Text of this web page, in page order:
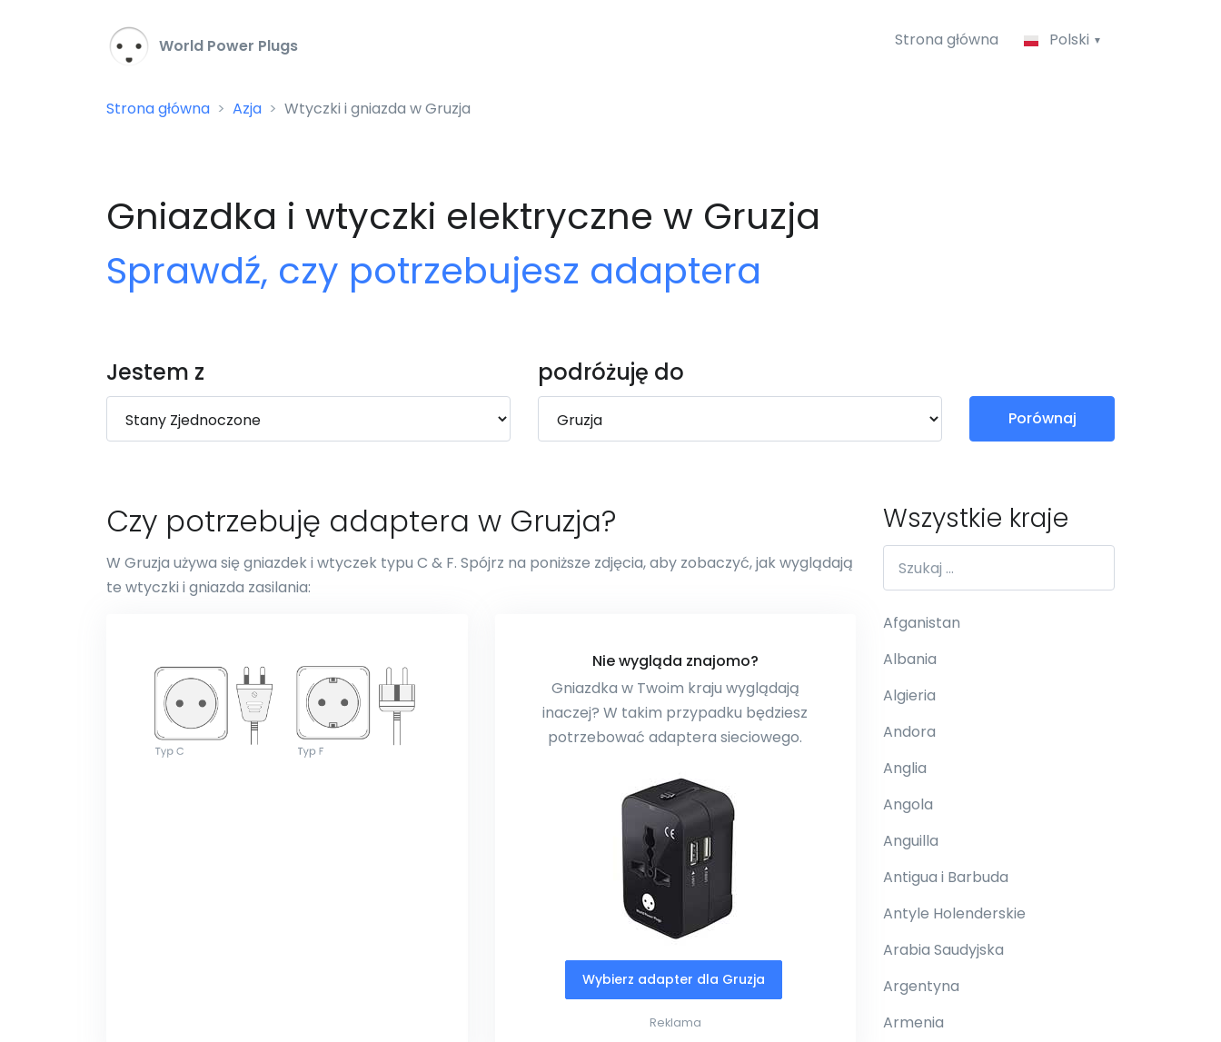
World Power Plugs Strona główna Polski
Strona główna Azja Wtyczki i gniazda w Gruzja
Gniazdka i wtyczki elektryczne w Gruzja
Sprawdź, czy potrzebujesz adaptera
Jestem z podróżuję do
Porównaj
Czy potrzebuję adaptera w Gruzja?
W Gruzja używa się gniazdek i wtyczek typu C & F. Spójrz na poniższe zdjęcia, aby zobaczyć, jak wyglądają
te wtyczki i gniazda zasilania:
Nie wygląda znajomo?
Gniazdka w Twoim kraju wyglądają
inaczej? W takim przypadku będziesz
potrzebować adaptera sieciowego.
Wybierz adapter dla Gruzja
Reklama
Wszystkie kraje
Afganistan
Albania
Algieria
Andora
Anglia
Angola
Anguilla
Antigua i Barbuda
Antyle Holenderskie
Arabia Saudyjska
Argentyna
Armenia